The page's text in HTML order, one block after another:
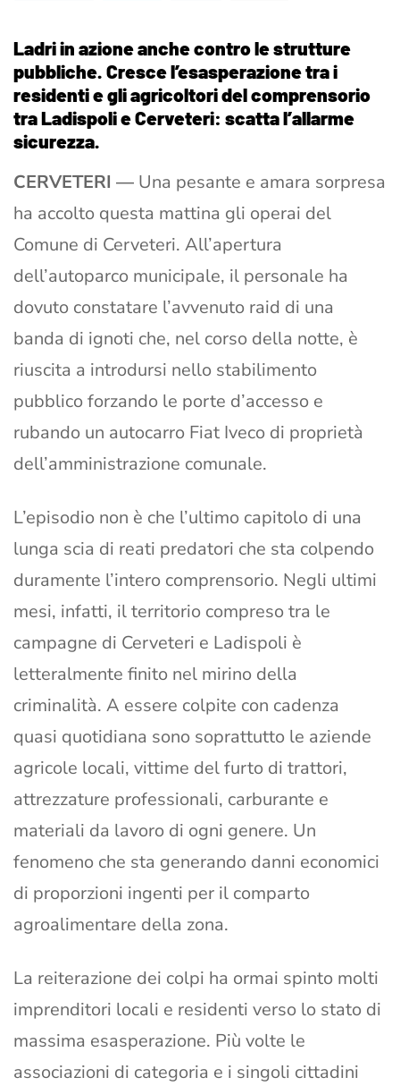
Ladri in azione anche contro le strutture
pubbliche. Cresce l’esasperazione tra i
residenti e gli agricoltori del comprensorio
tra Ladispoli e Cerveteri: scatta l’allarme
sicurezza.
CERVETERI — Una pesante e amara sorpresa
ha accolto questa mattina gli operai del
Comune di Cerveteri. All’apertura
dell’autoparco municipale, il personale ha
dovuto constatare l’avvenuto raid di una
banda di ignoti che, nel corso della notte, è
riuscita a introdursi nello stabilimento
pubblico forzando le porte d’accesso e
rubando un autocarro Fiat Iveco di proprietà
dell’amministrazione comunale.
L’episodio non è che l’ultimo capitolo di una
lunga scia di reati predatori che sta colpendo
duramente l’intero comprensorio. Negli ultimi
mesi, infatti, il territorio compreso tra le
campagne di Cerveteri e Ladispoli è
letteralmente finito nel mirino della
criminalità. A essere colpite con cadenza
quasi quotidiana sono soprattutto le aziende
agricole locali, vittime del furto di trattori,
attrezzature professionali, carburante e
materiali da lavoro di ogni genere. Un
fenomeno che sta generando danni economici
di proporzioni ingenti per il comparto
agroalimentare della zona.
La reiterazione dei colpi ha ormai spinto molti
imprenditori locali e residenti verso lo stato di
massima esasperazione. Più volte le
associazioni di categoria e i singoli cittadini